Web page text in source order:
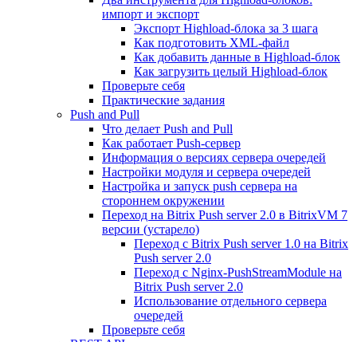
импорт и экспорт
Экспорт Highload-блока за 3 шага
Как подготовить XML-файл
Как добавить данные в Highload-блок
Как загрузить целый Highload-блок
Проверьте себя
Практические задания
Push and Pull
Что делает Push and Pull
Как работает Push-сервер
Информация о версиях сервера очередей
Настройки модуля и сервера очередей
Настройка и запуск push сервера на
стороннем окружении
Переход на Bitrix Push server 2.0 в BitrixVM 7
версии (устарело)
Переход с Bitrix Push server 1.0 на Bitrix
Push server 2.0
Переход с Nginx-PushStreamModule на
Bitrix Push server 2.0
Использование отдельного сервера
очередей
Проверьте себя